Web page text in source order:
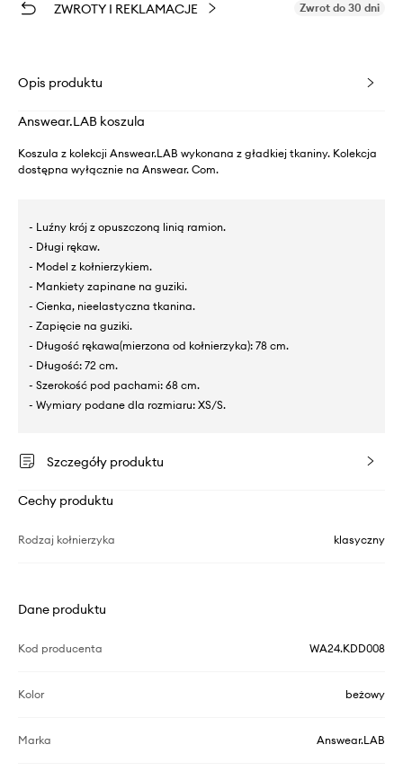
ZWROTY I REKLAMACJE Zwrot do 30 dni
Opis produktu
Answear.LAB koszula
Koszula z kolekcji Answear.LAB wykonana z gładkiej tkaniny. Kolekcja
dostępna wyłącznie na Answear. Com.
- Luźny krój z opuszczoną linią ramion.
- Długi rękaw.
- Model z kołnierzykiem.
- Mankiety zapinane na guziki.
- Cienka, nieelastyczna tkanina.
- Zapięcie na guziki.
- Długość rękawa(mierzona od kołnierzyka): 78 cm.
- Długość: 72 cm.
- Szerokość pod pachami: 68 cm.
- Wymiary podane dla rozmiaru: XS/S.
Szczegóły produktu
Cechy produktu
Rodzaj kołnierzyka klasyczny
Dane produktu
Kod producenta WA24.KDD008
Kolor beżowy
Marka Answear.LAB